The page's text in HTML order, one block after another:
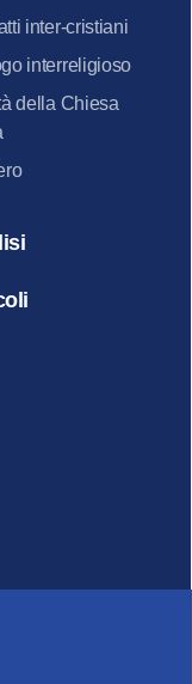
inter-cristiani
interreligioso
della Chiesa